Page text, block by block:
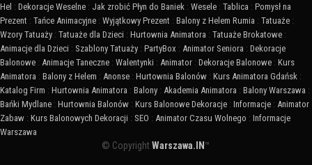
Hel : Dekoracje Weselne : Jak zrobić Płyn do Baniek : Wesele : Tablica : Pomysł na
Prezent : Tańce Animacyjne : Wyjątkowy Prezent : Balony z Helem Rumia : Tatuaże :
Wzory Tatuaży : Tatuaże dla Dzieci : Hurtownia Animatora : Tatuaże Brokatowe :
Animacje dla Dzieci : Szablony Tatuaży : PartyBox : Animator Seniora : Dekoracje
Balonowe : Animacje Taneczne : Walentynki : Animator : Dekoracje Balonowe : Kurs
Animatora : Balony z Helem : Anonse : Hurtownia Balonów : Kurs Animatora Gdańsk :
Katalog Firm : Hurtownia Animatora : Balony : Akademia Animatora : Balony Warszawa :
Bańki Mydlane : Hurtownia Balonów : Kurs Balonowe Dekoracje : Informacje : Animator
Zabaw : Kurs Balonowych Dekoracji : SEO : Animator Czasu Wolnego : Informacje
Warszawa
© CopyrightWarszawa.IN ™